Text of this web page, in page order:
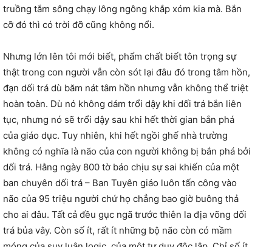
truồng tắm sông chạy lông ngông khắp xóm kia mà. Bắn
cỡ đó thì có trời đỡ cũng không nổi.
Nhưng lớn lên tôi mới biết, phẩm chất biết tôn trọng sự
thật trong con người vẫn còn sót lại đâu đó trong tâm hồn,
đạn dối trá dù băm nát tâm hồn nhưng vẫn không thể triệt
hoàn toàn. Dù nó không dám trổi dậy khi dối trá bắn liên
tục, nhưng nó sẽ trổi dậy sau khi hết thời gian bắn phá
của giáo dục. Tuy nhiên, khi hết ngồi ghế nhà trường
không có nghĩa là não của con người không bị bắn phá bởi
dối trá. Hằng ngày 800 tờ báo chịu sự sai khiến của một
ban chuyên dối trá – Ban Tuyên giáo luôn tấn công vào
não của 95 triệu người chứ họ chẳng bao giờ buông thả
cho ai đâu. Tất cả đều gục ngã trước thiên la địa võng dối
trá bủa vây. Còn số ít, rất ít những bộ não còn có mầm